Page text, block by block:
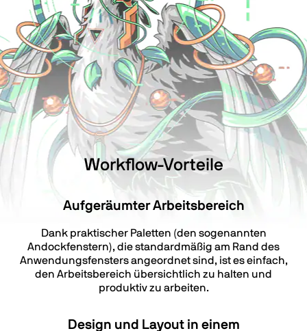
Workflow-Vorteile
Aufgeräumter Arbeitsbereich
Dank praktischer Paletten (den sogenannten
Andockfenstern), die standardmäßig am Rand des
Anwendungsfensters angeordnet sind, ist es einfach,
den Arbeitsbereich übersichtlich zu halten und
produktiv zu arbeiten.
Design und Layout in einem